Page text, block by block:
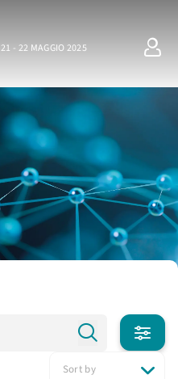
21 - 22 MAGGIO 2025
Sort by